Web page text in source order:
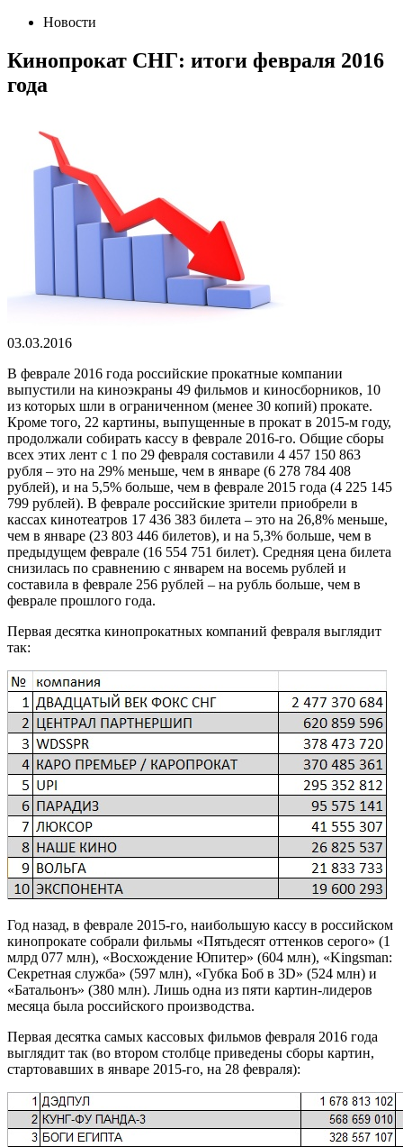
Новости
Кинопрокат СНГ: итоги февраля 2016
года
03.03.2016
В феврале 2016 года российские прокатные компании
выпустили на киноэкраны 49 фильмов и киносборников, 10
из которых шли в ограниченном (менее 30 копий) прокате.
Кроме того, 22 картины, выпущенные в прокат в 2015-м году,
продолжали собирать кассу в феврале 2016-го. Общие сборы
всех этих лент с 1 по 29 февраля составили 4 457 150 863
рубля – это на 29% меньше, чем в январе (6 278 784 408
рублей), и на 5,5% больше, чем в феврале 2015 года (4 225 145
799 рублей). В феврале российские зрители приобрели в
кассах кинотеатров 17 436 383 билета – это на 26,8% меньше,
чем в январе (23 803 446 билетов), и на 5,3% больше, чем в
предыдущем феврале (16 554 751 билет). Средняя цена билета
снизилась по сравнению с январем на восемь рублей и
составила в феврале 256 рублей – на рубль больше, чем в
феврале прошлого года.
Первая десятка кинопрокатных компаний февраля выглядит
так:
Год назад, в феврале 2015-го, наибольшую кассу в российском
кинопрокате собрали фильмы «Пятьдесят оттенков серого» (1
млрд 077 млн), «Восхождение Юпитер» (604 млн), «Kingsman:
Секретная служба» (597 млн), «Губка Боб в 3D» (524 млн) и
«Батальонъ» (380 млн). Лишь одна из пяти картин-лидеров
месяца была российского производства.
Первая десятка самых кассовых фильмов февраля 2016 года
выглядит так (во втором столбце приведены сборы картин,
стартовавших в январе 2015-го, на 28 февраля):